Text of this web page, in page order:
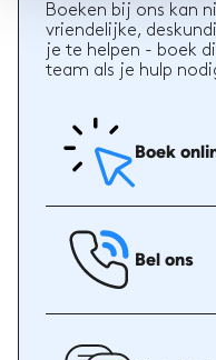
Boeken bij ons kan
vriendelijke,
je te helpen - boek
team als je hulp
Boek
Bel ons